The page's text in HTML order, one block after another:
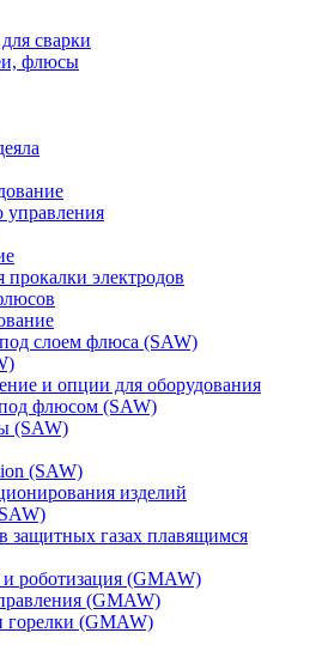
сварки
флюсы
управления
электродов
слоем флюса (SAW)
и опции для оборудования
под флюсом (SAW)
(SAW)
(SAW)
изделий
защитных газах плавящимся
роботизация (GMAW)
(GMAW)
(GMAW)